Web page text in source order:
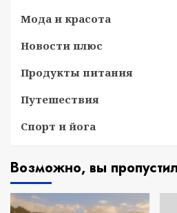
Мода и красота
Новости плюс
Продукты питания
Путешествия
Спорт и йога
Возможно, вы